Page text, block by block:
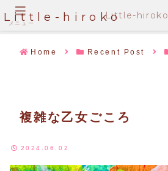
Little-hiroko
Home Recent Post
複雑な乙女ごころ
2024.06.02
メニュー
Little-hiroko